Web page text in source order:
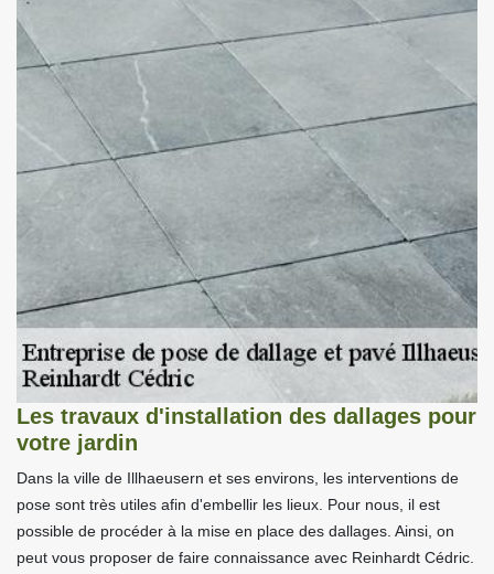
Les travaux d'installation des dallages pour
votre jardin
Dans la ville de Illhaeusern et ses environs, les interventions de
pose sont très utiles afin d'embellir les lieux. Pour nous, il est
possible de procéder à la mise en place des dallages. Ainsi, on
peut vous proposer de faire connaissance avec Reinhardt Cédric.